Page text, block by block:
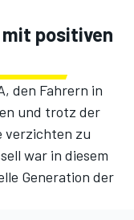
mit positiven
den Fahrern in
und trotz der
verzichten zu
war in diesem
Generation der